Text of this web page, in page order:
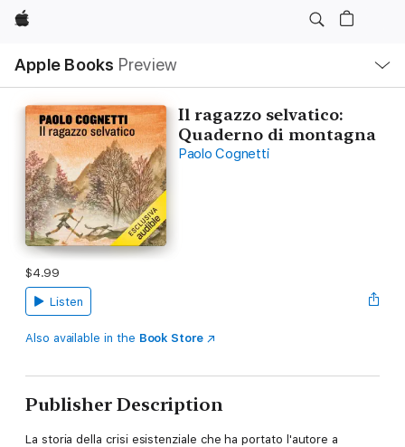
Apple
Apple Books Preview
Nav
Open
Menu
Il ragazzo selvatico:
Quaderno di montagna
Paolo Cognetti
$4.99
Listen
Also available in the Book Store
Publisher Description
La storia della crisi esistenziale che ha portato l'autore a